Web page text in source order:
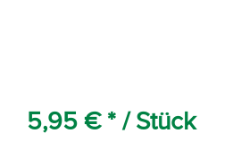
5,95 € * / Stück